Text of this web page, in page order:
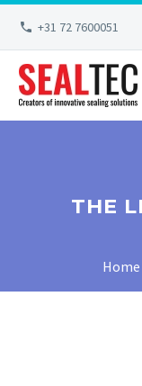
+31 72 7600051
THE
Home